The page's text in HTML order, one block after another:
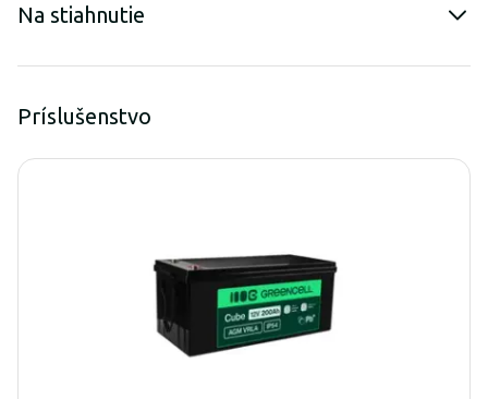
Na stiahnutie
Príslušenstvo